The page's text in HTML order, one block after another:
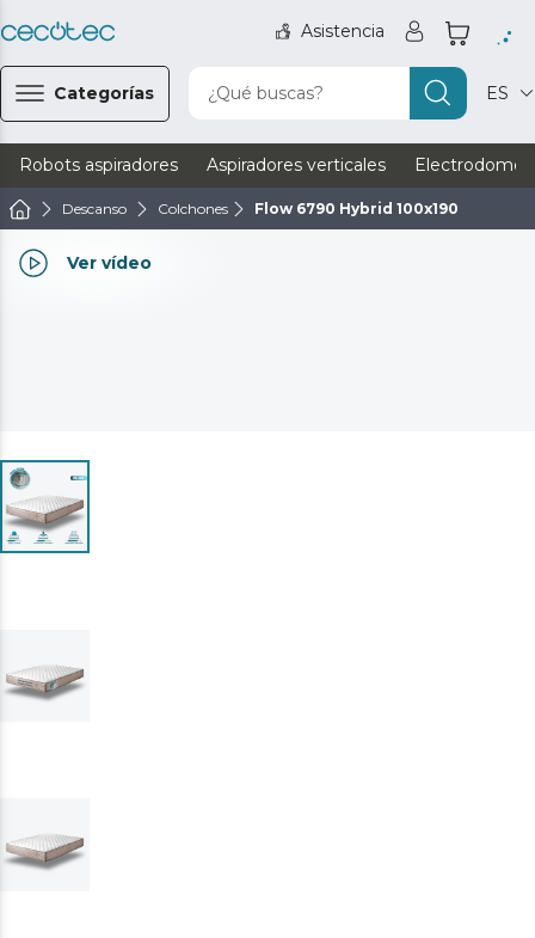
Asistencia
Categorías ¿Qué buscas? ES
Robots aspiradores Aspiradores verticales
Descanso Colchones Flow 6790 Hybrid 100x190
Ver vídeo